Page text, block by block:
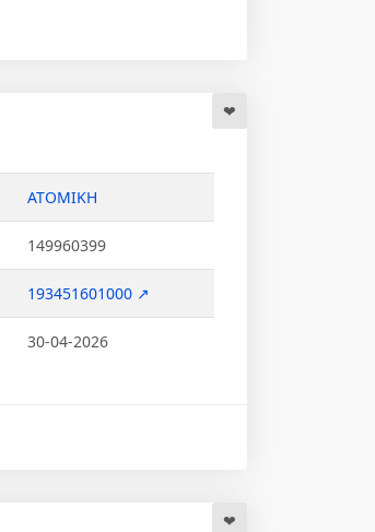
ΑΤΟΜΙΚΗ
149960399
193451601000 ↗
30-04-2026